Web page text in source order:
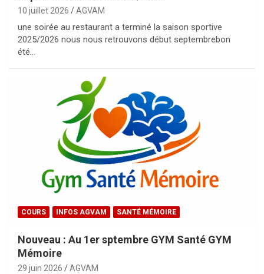
10 juillet 2026 AGVAM
une soirée au restaurant a terminé la saison sportive
2025/2026 nous nous retrouvons début septembrebon
été…
COURS INFOS AGVAM SANTÉ MÉMOIRE
Nouveau : Au 1er sptembre GYM Santé GYM
Mémoire
29 juin 2026 AGVAM